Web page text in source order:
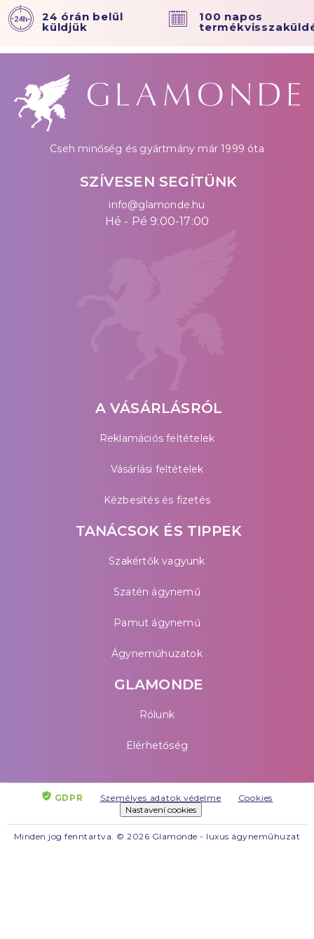
24 órán belül
küldjük
100 napos
Cseh minőség és gyártmány már 1999 óta
SZÍVESEN SEGÍTÜNK
info@glamonde.hu
Hé - Pé 9:00-17:00
A VÁSÁRLÁSRÓL
Reklamációs feltételek
Vásárlási feltételek
Kézbesítés és fizetés
TANÁCSOK ÉS TIPPEK
Szakértők vagyunk
Szatén ágynemű
Pamut ágynemű
Ágyneműhuzatok
GLAMONDE
Rólunk
Elérhetőség
GDPR Személyes adatok védelme
Cookies
Nastavení cookies
Minden jog fenntartva. © 2026 Glamonde - luxus ágyneműhuzat